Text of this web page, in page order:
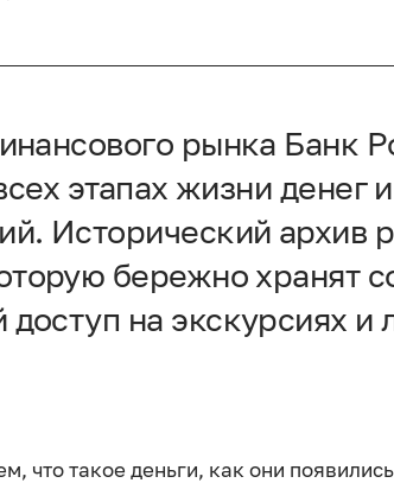
рынка Банк
этапах жизни денег
Исторический архив
бережно хранят
доступ на экскурсиях и
что такое деньги, как они